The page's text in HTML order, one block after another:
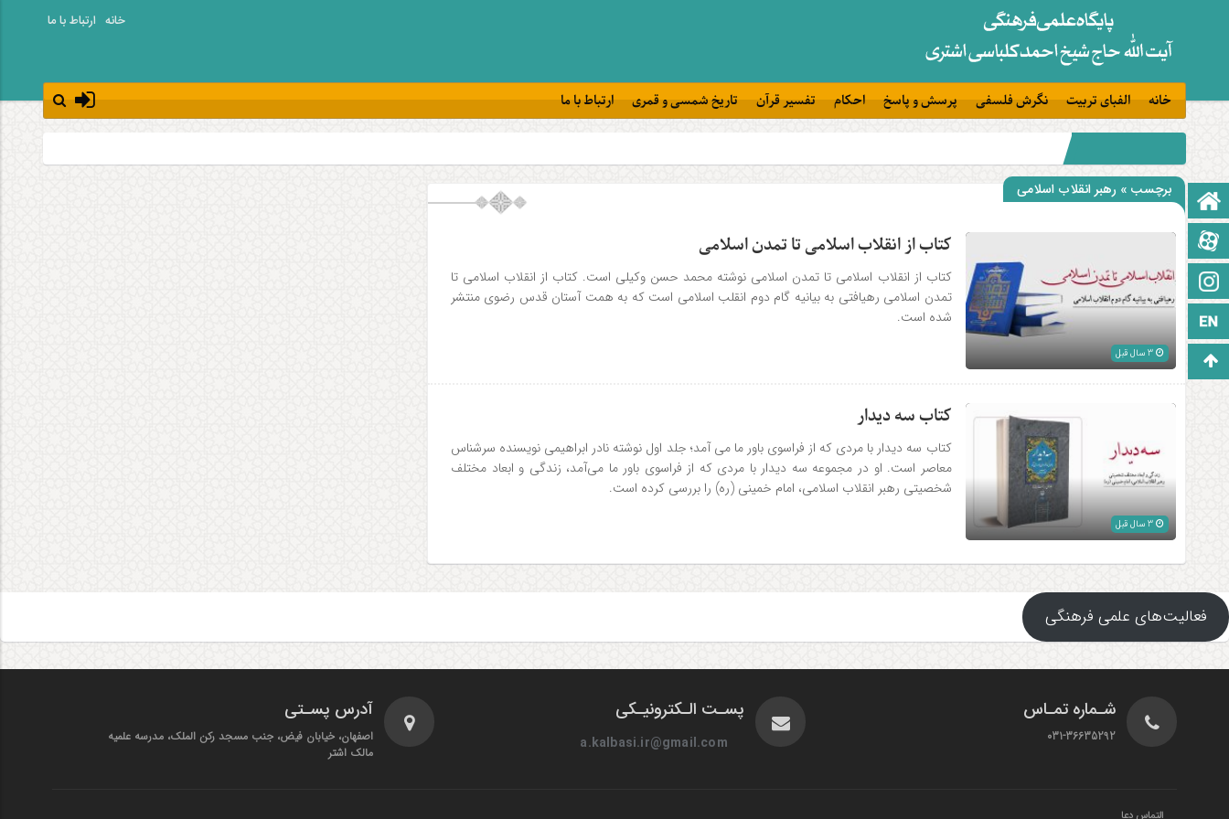
خانه ارتباط با ما
خانه الفبای تربیت نگرش فلسفی پرسش و پاسخ احکام تفسیر قرآن تاریخ شمسی و قمری ارتباط با ما
صفحه نخست
آپارات
اینستاگرام
زبان انگلیسی
برو بالا
برچسب » رهبر انقلاب اسلامی
کتاب از انقلاب اسلامی تا تمدن اسلامی
کتاب از انقلاب اسلامی تا تمدن اسلامی نوشته محمد حسن وکیلی است. کتاب از انقلاب اسلامی تا
تمدن اسلامی رهیافتی به بیانیه گام دوم انقلب اسلامی است که به همت آستان قدس رضوی منتشر
شده است.
کتاب سه دیدار
کتاب سه دیدار با مردی که از فراسوی باور ما می آمد؛ جلد اول نوشته نادر ابراهیمی نویسنده سرشناس
معاصر است. او در مجموعه سه دیدار با مردی که از فراسوی باور ما می‌آمد، زندگی و ابعاد مختلف
شخصیتی رهبر انقلاب اسلامی، امام خمینی (ره) را بررسی کرده است.
فعالیت‌های علمی فرهنگی
شـماره تمـاس
031-36635292
پسـت الـکترونیـکی
a.kalbasi.ir@gmail.com
آدرس پسـتی
اصفهان، خیابان فیض، جنب مسجد رکن الملک، مدرسه علمیه
مالک اشتر